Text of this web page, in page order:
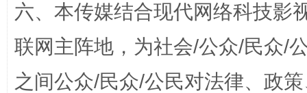
招工难、用工荒背后
六、本传媒结合现代网络科技影
联网主阵地，为社会/公众/民众/
之间公众/民众/公民对法律、政